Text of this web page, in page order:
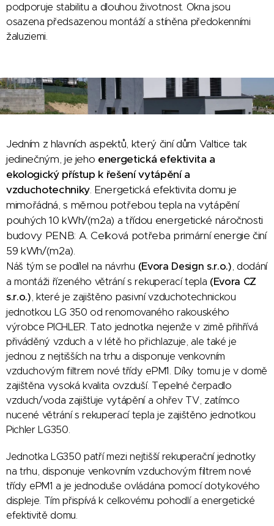
podporuje stabilitu a dlouhou životnost. Okna jsou
osazena předsazenou montáží a stíněna předokenními
žaluziemi.
Jedním z hlavních aspektů, který činí dům Valtice tak
jedinečným, je jeho energetická efektivita a
ekologický přístup k řešení vytápění a
vzduchotechniky. Energetická efektivita domu je
mimořádná, s měrnou potřebou tepla na vytápění
pouhých 10 kWh/(m2a) a třídou energetické náročnosti
budovy PENB: A. Celková potřeba primární energie činí
59 kWh/(m2a).
Náš tým se podílel na návrhu (Evora Design s.r.o.) , dodání
a montáži řízeného větrání s rekuperací tepla (Evora CZ
s.r.o.) , které je zajištěno pasivní vzduchotechnickou
jednotkou LG 350 od renomovaného rakouského
výrobce PICHLER. Tato jednotka nejenže v zimě přihřívá
přiváděný vzduch a v létě ho přichlazuje, ale také je
jednou z nejtišších na trhu a disponuje venkovním
vzduchovým filtrem nové třídy ePM1. Díky tomu je v domě
zajištěna vysoká kvalita ovzduší. Tepelné čerpadlo
vzduch/voda zajišťuje vytápění a ohřev TV, zatímco
nucené větrání s rekuperací tepla je zajištěno jednotkou
Pichler LG350.
Jednotka LG350 patří mezi nejtišší rekuperační jednotky
na trhu, disponuje venkovním vzduchovým filtrem nové
třídy ePM1 a je jednoduše ovládána pomocí dotykového
displeje. Tím přispívá k celkovému pohodlí a energetické
efektivitě domu.